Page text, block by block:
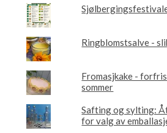
Ringblomstsalve -
Fromasjkake -
sommer
Safting og sylting:
for valg av